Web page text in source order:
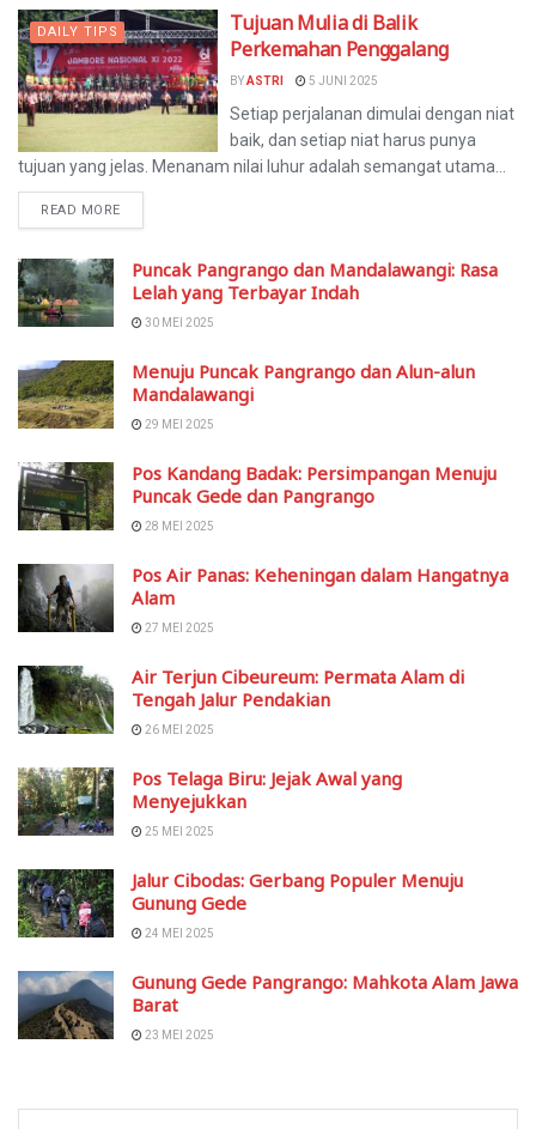
DAILY TIPS
Tujuan Mulia di Balik
Perkemahan Penggalang
BYASTRI 5 JUNI 2025
Setiap perjalanan dimulai dengan niat
baik, dan setiap niat harus punya
tujuan yang jelas. Menanam nilai luhur adalah semangat utama...
READ MORE
Puncak Pangrango dan Mandalawangi: Rasa
Lelah yang Terbayar Indah
30 MEI 2025
Menuju Puncak Pangrango dan Alun-alun
Mandalawangi
29 MEI 2025
Pos Kandang Badak: Persimpangan Menuju
Puncak Gede dan Pangrango
28 MEI 2025
Pos Air Panas: Keheningan dalam Hangatnya
Alam
27 MEI 2025
Air Terjun Cibeureum: Permata Alam di
Tengah Jalur Pendakian
26 MEI 2025
Pos Telaga Biru: Jejak Awal yang
Menyejukkan
25 MEI 2025
Jalur Cibodas: Gerbang Populer Menuju
Gunung Gede
24 MEI 2025
Gunung Gede Pangrango: Mahkota Alam Jawa
Barat
23 MEI 2025